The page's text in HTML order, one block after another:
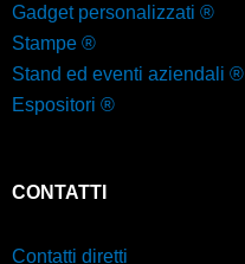
Gadget personalizzati ®
Stampe ®
Stand ed eventi aziendali ®
Espositori ®
CONTATTI
Contatti diretti